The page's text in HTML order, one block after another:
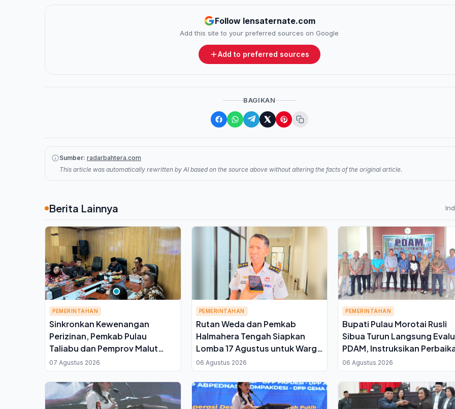
Follow lensaternate.com
Add this site to your preferred sources on Google
Add to preferred sources
BAGIKAN
Sumber: radarbahtera.com
This article was automatically rewritten by AI based on the source above without altering the facts of the original article.
Berita Lainnya
PEMERINTAHAN
Sinkronkan Kewenangan
Perizinan, Pemkab Pulau
Taliabu dan Pemprov Malut
Perkuat Koordinasi Tata Ruang
07 Agustus 2026
PEMERINTAHAN
Rutan Weda dan Pemkab
Halmahera Tengah Siapkan
Lomba 17 Agustus untuk Warga
Binaan, Ini Kata Plh Kepala
Rutan
06 Agustus 2026
PEMERINTAHAN
Bupati Pulau Morotai Rusli
Sibua Turun Langsung
PDAM, Instruksikan
Jaringan Distribusi Air
06 Agustus 2026